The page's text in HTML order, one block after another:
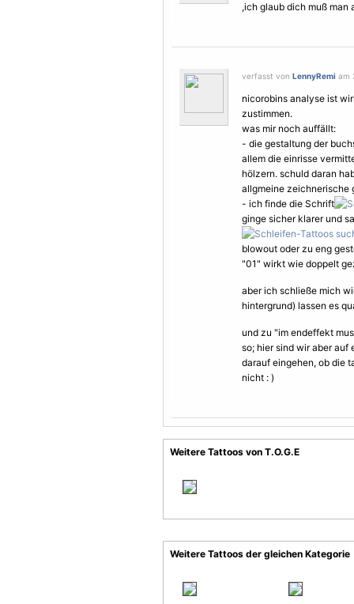
,ich glaub dich muß man
verfasst von LennyRemi am
nicorobins analyse ist
zustimmen.
was mir noch auffällt:
- die gestaltung der
allem die einrisse
hölzern. schuld daran
allgmeine zeichnerische
- ich finde die Schrift
ginge sicher klarer und
blowout oder zu eng
"01" wirkt wie doppelt
aber ich schließe mich
hintergrund) lassen es
und zu "im endeffekt
so; hier sind wir aber
darauf eingehen, ob die
nicht : )
Weitere Tattoos von T.O.G.E
Weitere Tattoos der gleichen Kategorie